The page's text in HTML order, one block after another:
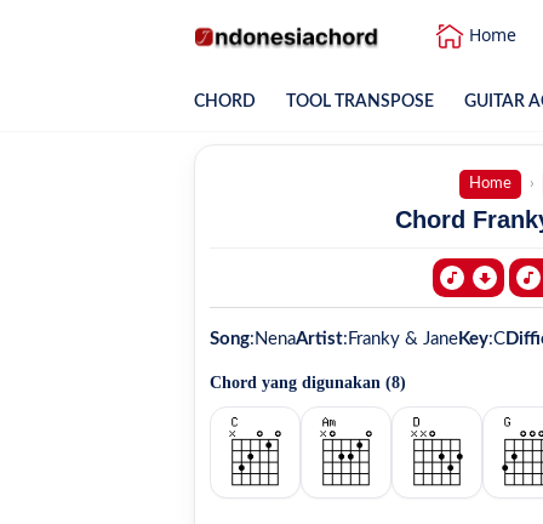
Home
CHORD TOOL TRANSPOSE GUITAR
Home
Chord
Song: NenaArtist: Franky & Jane Key:C
Chord yang digunakan (8)